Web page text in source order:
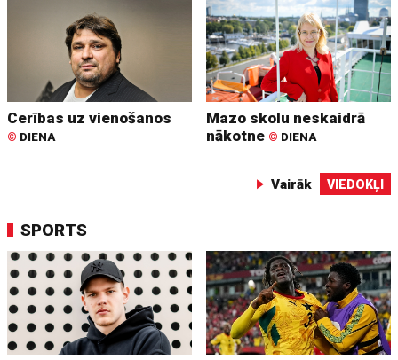
Cerības uz vienošanos
© DIENA
Mazo skolu neskaidrā
nākotne © DIENA
Vairāk VIEDOKĻI
SPORTS